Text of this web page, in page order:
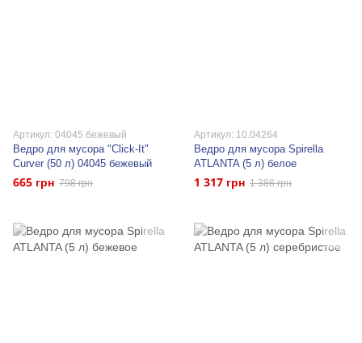
Артикул: 04045 бежевый
Ведро для мусора "Click-It"
Curver (50 л) 04045 бежевый
665 грн 798 грн
Артикул: 10.04264
Ведро для мусора Spirella
ATLANTA (5 л) белое
1 317 грн 1 386 грн